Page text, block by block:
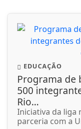
EDUCAÇÃO
Programa de
500
Rio...
Iniciativa da liga
parceria com a